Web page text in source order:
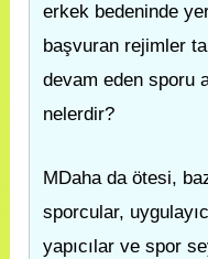
erkek bedeninde
başvuran rejimler
devam eden sporu
nelerdir?
MDaha da ötesi,
sporcular,
yapıcılar ve spor